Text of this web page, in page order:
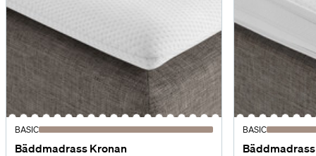
BASIC
Bäddmadrass Kronan
BASIC